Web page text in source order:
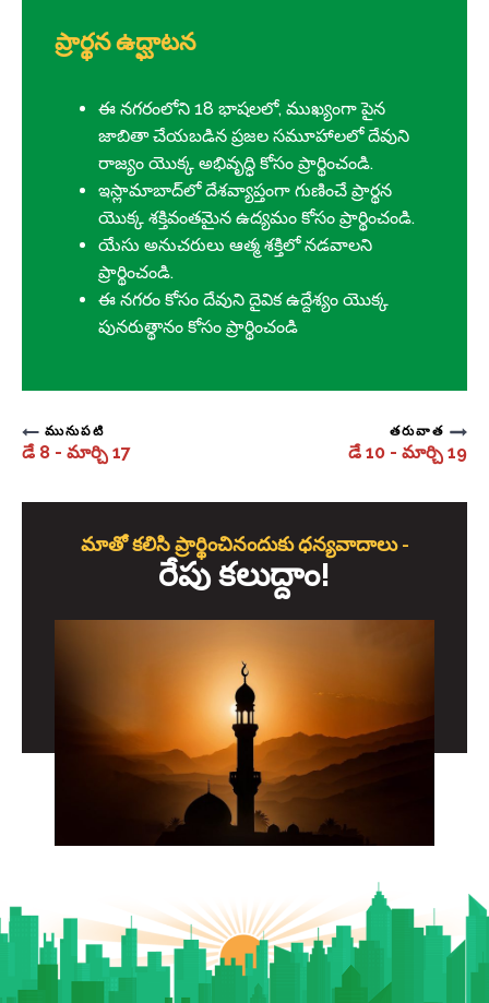
ప్రార్థన ఉద్ఘాటన
ఈ నగరంలోని 18 భాషలలో, ముఖ్యంగా పైన
జాబితా చేయబడిన ప్రజల సమూహాలలో దేవుని
రాజ్యం యొక్క అభివృద్ధి కోసం ప్రార్థించండి.
ఇస్లామాబాద్‌లో దేశవ్యాప్తంగా గుణించే ప్రార్థన
యొక్క శక్తివంతమైన ఉద్యమం కోసం ప్రార్థించండి.
యేసు అనుచరులు ఆత్మ శక్తిలో నడవాలని
ప్రార్థించండి.
ఈ నగరం కోసం దేవుని దైవిక ఉద్దేశ్యం యొక్క
పునరుత్థానం కోసం ప్రార్థించండి
మునుపటి
డే 8 - మార్చి 17
తరువాత
డే 10 - మార్చి 19
మాతో కలిసి ప్రార్థించినందుకు ధన్యవాదాలు -
రేపు కలుద్దాం!